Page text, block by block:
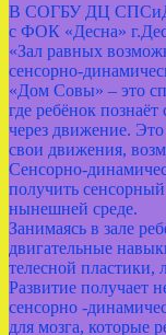
В СОГБУ ДЦ СПСиД
с ФОК «Десна»
«Зал равных
сенсорно-
«Дом Совы» – это
где ребёнок
через движение.
свои движения,
Сенсорно-
получить
нынешней среде.
Занимаясь в зале
двигательные
телесной пластики,
Развитие получает
сенсорно -
для мозга, которые